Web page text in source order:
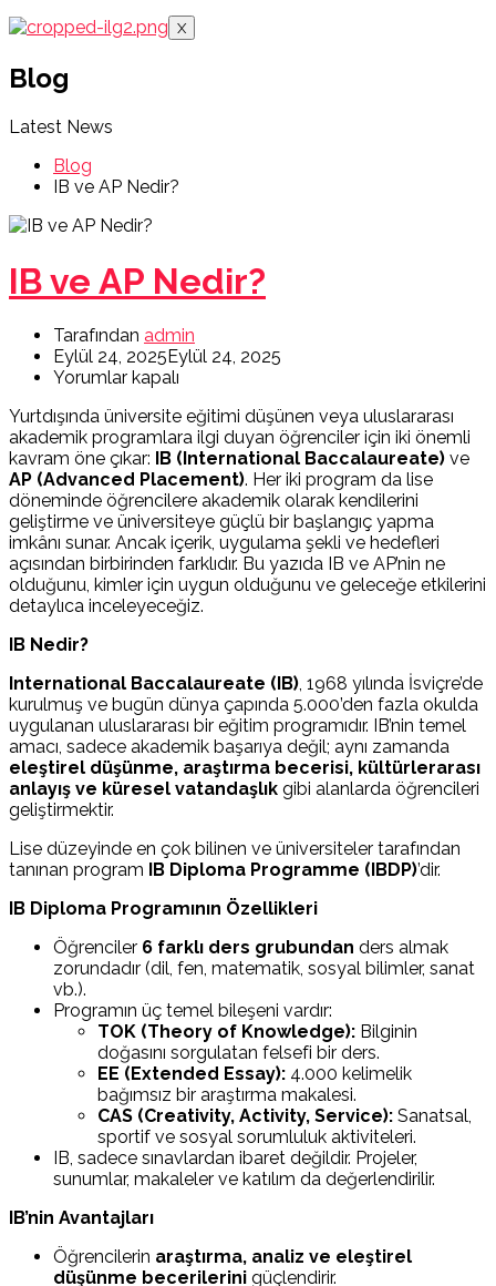
X
Blog
Latest News
Blog
IB ve AP Nedir?
IB ve AP Nedir?
Tarafından admin
Eylül 24, 2025Eylül 24, 2025
Yorumlar kapalı
Yurtdışında üniversite eğitimi düşünen veya uluslararası
akademik programlara ilgi duyan öğrenciler için iki önemli
kavram öne çıkar: IB (International Baccalaureate) ve
AP (Advanced Placement). Her iki program da lise
döneminde öğrencilere akademik olarak kendilerini
geliştirme ve üniversiteye güçlü bir başlangıç yapma
imkânı sunar. Ancak içerik, uygulama şekli ve hedefleri
açısından birbirinden farklıdır. Bu yazıda IB ve AP’nin ne
olduğunu, kimler için uygun olduğunu ve geleceğe etkilerini
detaylıca inceleyeceğiz.
IB Nedir?
International Baccalaureate (IB), 1968 yılında İsviçre’de
kurulmuş ve bugün dünya çapında 5.000’den fazla okulda
uygulanan uluslararası bir eğitim programıdır. IB’nin temel
amacı, sadece akademik başarıya değil; aynı zamanda
eleştirel düşünme, araştırma becerisi, kültürlerarası
anlayış ve küresel vatandaşlık gibi alanlarda öğrencileri
geliştirmektir.
Lise düzeyinde en çok bilinen ve üniversiteler tarafından
tanınan program IB Diploma Programme (IBDP)’dir.
IB Diploma Programının Özellikleri
Öğrenciler 6 farklı ders grubundan ders almak
zorundadır (dil, fen, matematik, sosyal bilimler, sanat
vb.).
Programın üç temel bileşeni vardır:
TOK (Theory of Knowledge): Bilginin
doğasını sorgulatan felsefi bir ders.
EE (Extended Essay): 4.000 kelimelik
bağımsız bir araştırma makalesi.
CAS (Creativity, Activity, Service): Sanatsal,
sportif ve sosyal sorumluluk aktiviteleri.
IB, sadece sınavlardan ibaret değildir. Projeler,
sunumlar, makaleler ve katılım da değerlendirilir.
IB’nin Avantajları
Öğrencilerin araştırma, analiz ve eleştirel
düşünme becerilerini güçlendirir.